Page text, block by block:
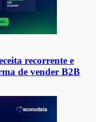
recorrente e
de vender B2B